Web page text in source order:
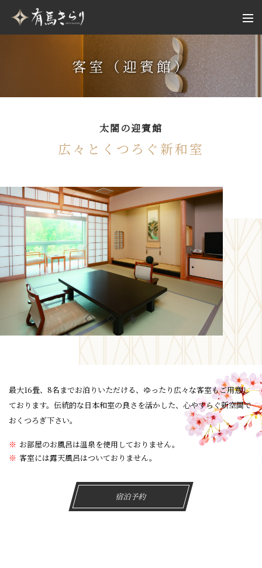
客室（迎賓館）
太閤の迎賓館
広々とくつろぐ新和室
最大16畳、8名までお泊りいただける、ゆったり広々な客室もご用意し
ております。伝統的な日本和室の良さを活かした、心やすらぐ新空間で
おくつろぎ下さい。
お部屋のお風呂は温泉を使用しておりません。
客室には露天風呂はついておりません。
宿泊予約